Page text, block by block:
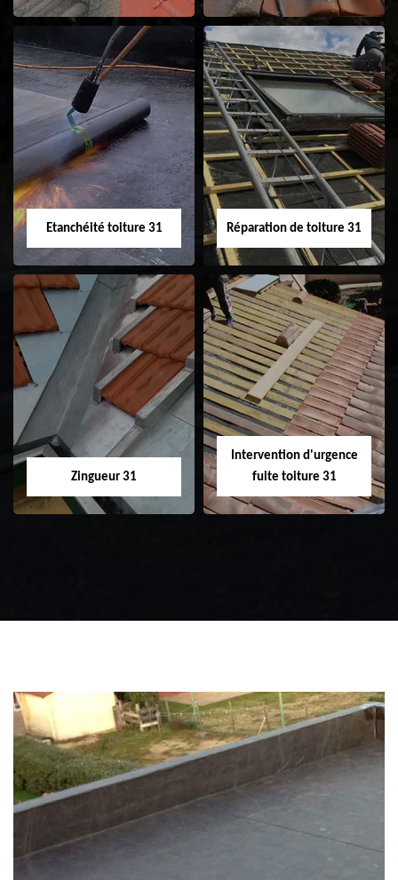
Peinture sur tuile
31
Nettoyage
demoussage de
toiture 31
Etanchéité toiture 31
Etanchéité toiture
31
Réparation de toiture 31
Réparation de
toiture 31
Zingueur 31
Intervention d'urgence
fuite toiture 31